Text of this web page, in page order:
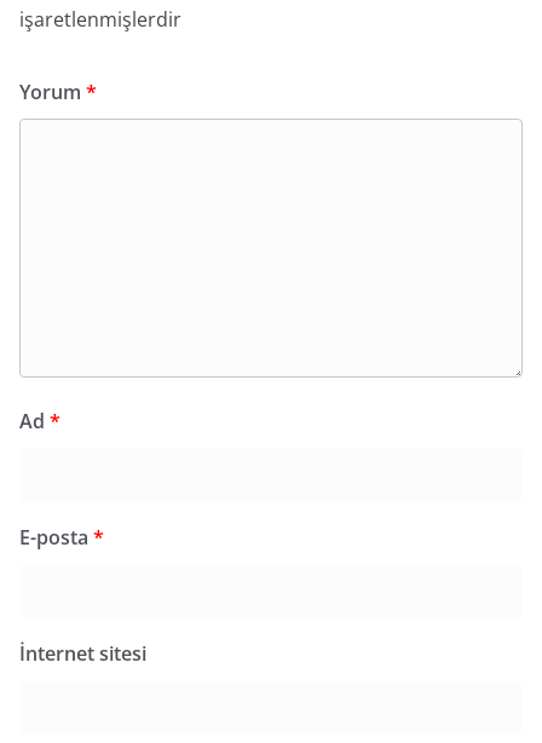
işaretlenmişlerdir
Yorum *
Ad *
E-posta *
İnternet sitesi